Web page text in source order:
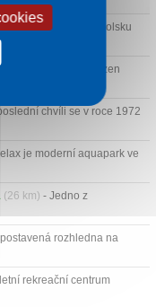
termální komplex v Polsku
a středověký skanzen
chvíli se v roce 1972
je moderní aquapark ve
(26 km) - Jedno z
rozhledna na
rekreační centrum